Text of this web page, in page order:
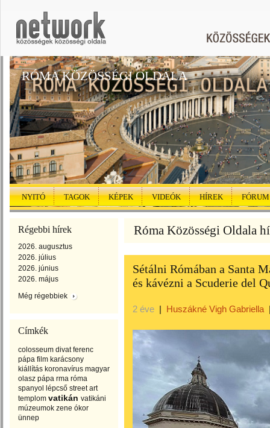
RÓMA KÖZÖSSÉGI OLDALA
NYITÓ TAGOK KÉPEK VIDEÓK HÍREK FÓRUM
Régebbi hírek
2026. augusztus
2026. július
2026. június
2026. május
Még régebbiek
Címkék
colosseum divat ferenc
pápa film karácsony
kiállítás koronavírus magyar
olasz pápa rma róma
spanyol lépcső street art
templom vatikán vatikáni
múzeumok zene ókor
ünnep
Róma Közösségi Oldala
Sétálni Rómában a Santa
és kávézni a Scuderie del
2 éve | Huszákné Vigh Gabriella